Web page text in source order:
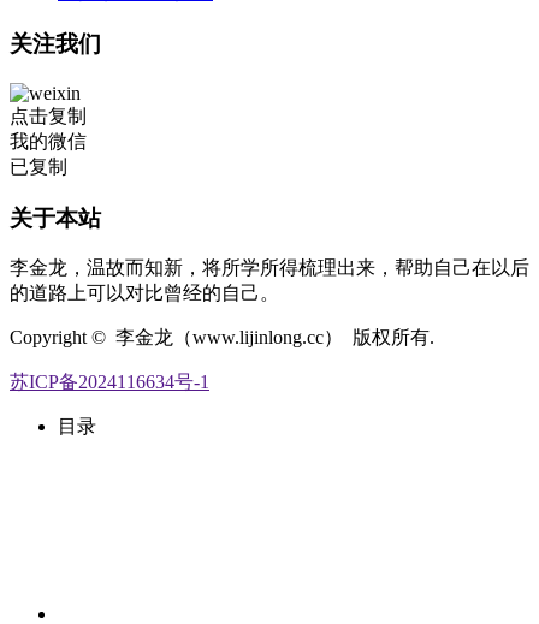
关注我们
点击复制
我的微信
已复制
关于本站
李金龙，温故而知新，将所学所得梳理出来，帮助自己在以后
的道路上可以对比曾经的自己。
Copyright © 李金龙（www.lijinlong.cc） 版权所有.
苏ICP备2024116634号-1
目录